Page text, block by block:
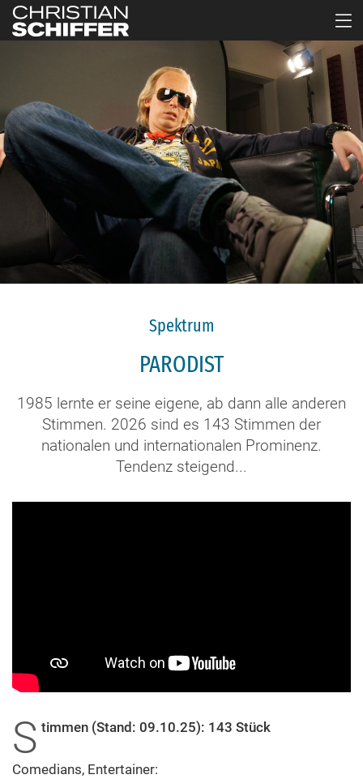
Spektrum
PARODIST
1985 lernte er seine eigene, ab dann alle anderen
Stimmen. 2026 sind es 143 Stimmen der
nationalen und internationalen Prominenz.
Tendenz steigend...
S timmen (Stand: 09.10.25): 143 Stück
Comedians, Entertainer: